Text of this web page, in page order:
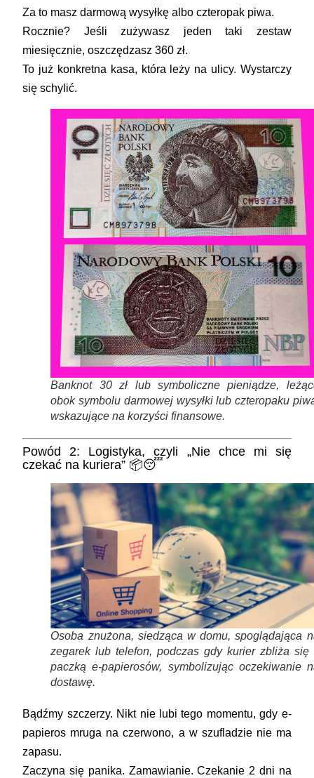
Za to masz darmową wysyłkę albo czteropak piwa.
Rocznie? Jeśli zużywasz jeden taki zestaw
miesięcznie,oszczędzasz 360 zł.
To już konkretna kasa, która leży na ulicy. Wystarczy
się schylić.
Banknot 30 zł lub symboliczne pieniądze,
obok symbolu darmowej wysyłki lub czteropaku
wskazujące na korzyści finansowe.
Powód 2: Logistyka, czyli „Nie chce mi się
czekać na kuriera” 📦😴
Osoba znużona, siedząca w domu, spoglądająca
zegarek lub telefon, podczas gdy kurier zbliża się
paczką e-papierosów, symbolizując oczekiwanie
dostawę.
Bądźmy szczerzy. Nikt nie lubi tego momentu, gdy e-
papieros mruga na czerwono, a w szufladzie nie ma
zapasu.
Zaczyna się panika. Zamawianie. Czekanie 2 dni na